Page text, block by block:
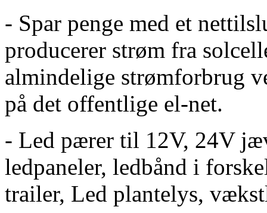
- Spar penge med et
producerer strøm fra
almindelige strømforbrug
på det offentlige el-net.
- Led pærer til 12V, 24V
ledpaneler, ledbånd i
trailer, Led plantelys,